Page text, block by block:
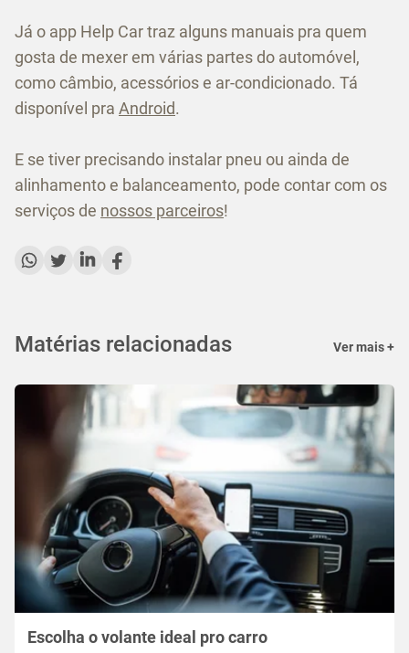
Já o app Help Car traz alguns manuais pra quem
gosta de mexer em várias partes do automóvel,
como câmbio, acessórios e ar-condicionado. Tá
disponível pra Android.
E se tiver precisando instalar pneu ou ainda de
alinhamento e balanceamento, pode contar com os
serviços de nossos parceiros!
Matérias relacionadas Ver mais +
Escolha o volante ideal pro carro